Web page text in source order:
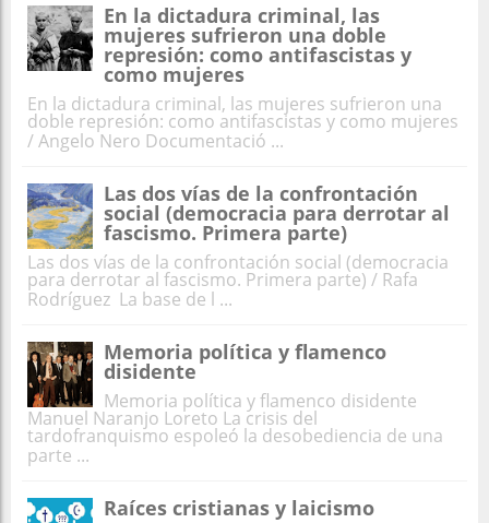
En la dictadura criminal, las
mujeres sufrieron una doble
represión: como antifascistas y
como mujeres
En la dictadura criminal, las mujeres sufrieron una
doble represión: como antifascistas y como mujeres
/ Angelo Nero Documentació ...
Las dos vías de la confrontación
social (democracia para derrotar al
fascismo. Primera parte)
Las dos vías de la confrontación social (democracia
para derrotar al fascismo. Primera parte) / Rafa
Rodríguez La base de l ...
Memoria política y flamenco
disidente
Memoria política y flamenco disidente
Manuel Naranjo Loreto La crisis del
tardofranquismo espoleó la desobediencia de una
parte ...
Raíces cristianas y laicismo